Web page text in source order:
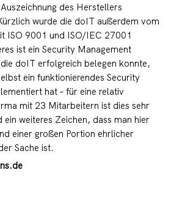
des Herstellers
wurde die doIT außerdem vom
ISO 9001 und ISO/IEC 27001
ist ein Security Management
doIT erfolgreich belegen konnte,
ein funktionierendes Security
hat – für eine relativ
mit 23 Mitarbeitern ist dies sehr
ein weiteres Zeichen, dass man hier
einer großen Portion ehrlicher
Sache ist.